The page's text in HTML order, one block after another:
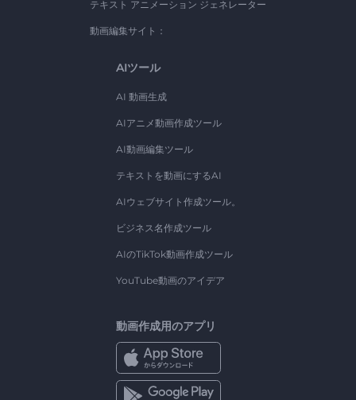
テキスト アニメーション ジェネレーター
動画編集サイト：
AIツール
AI 動画生成
AIアニメ動画作成ツール
AI動画編集ツール
テキストを動画にするAI
AIウェブサイト作成ツール。
ビジネス名作成ツール
AIのTikTok動画作成ツール
YouTube動画のアイデア
動画作成用のアプリ